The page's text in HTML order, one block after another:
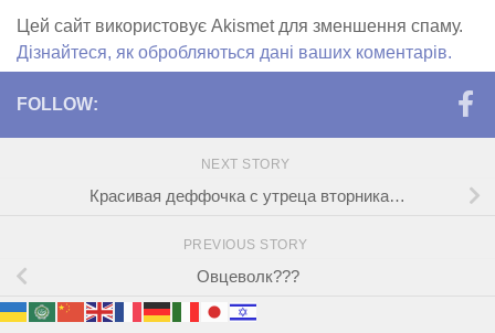
Цей сайт використовує Akismet для зменшення спаму.
Дізнайтеся, як обробляються дані ваших коментарів.
FOLLOW:
NEXT STORY
Красивая деффочка с утреца вторника…
PREVIOUS STORY
Овцеволк???